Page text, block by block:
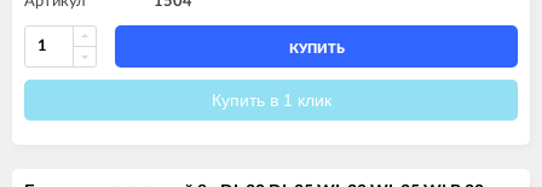
КУПИТЬ
Купить в 1 клик